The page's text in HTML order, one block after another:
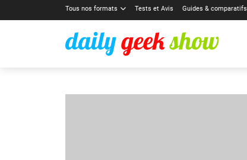
Tous nos formats Tests et Avis Guides & comparatifs